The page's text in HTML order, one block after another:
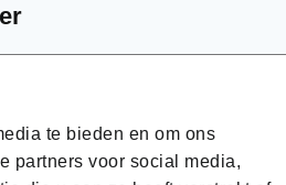
te bieden en om ons
partners voor social media,
onderdelen. Een laptop of pc is